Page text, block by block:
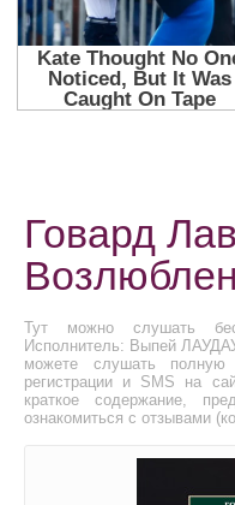
Говард
Тут можно слушать
Исполнитель: Выпей
можете слушать
регистрации и SMS на
краткое содержание,
ознакомиться с отзывами